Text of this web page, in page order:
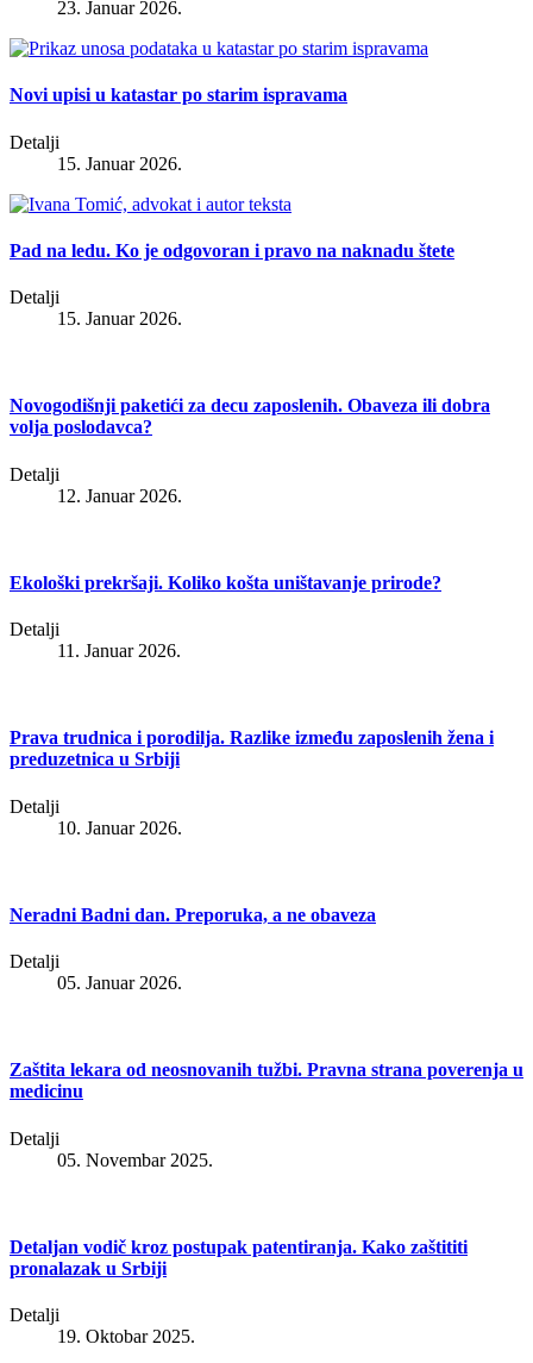
23. Januar 2026.
Novi upisi u katastar po starim ispravama
Detalji
15. Januar 2026.
Pad na ledu. Ko je odgovoran i pravo na naknadu štete
Detalji
15. Januar 2026.
Novogodišnji paketići za decu zaposlenih. Obaveza ili dobra
volja poslodavca?
Detalji
12. Januar 2026.
Ekološki prekršaji. Koliko košta uništavanje prirode?
Detalji
11. Januar 2026.
Prava trudnica i porodilja. Razlike između zaposlenih žena i
preduzetnica u Srbiji
Detalji
10. Januar 2026.
Neradni Badni dan. Preporuka, a ne obaveza
Detalji
05. Januar 2026.
Zaštita lekara od neosnovanih tužbi. Pravna strana poverenja u
medicinu
Detalji
05. Novembar 2025.
Detaljan vodič kroz postupak patentiranja. Kako zaštititi
pronalazak u Srbiji
Detalji
19. Oktobar 2025.